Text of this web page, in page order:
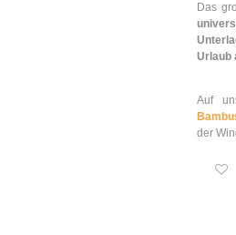
Das
Urlaub
Auf
der